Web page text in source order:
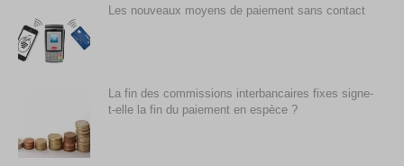
Les nouveaux moyens de paiement sans contact
La fin des commissions interbancaires fixes signe-
t-elle la fin du paiement en espèce ?